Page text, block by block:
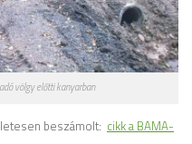
völgy előtti kanyarban
beszámolt: cikk a BAMA-